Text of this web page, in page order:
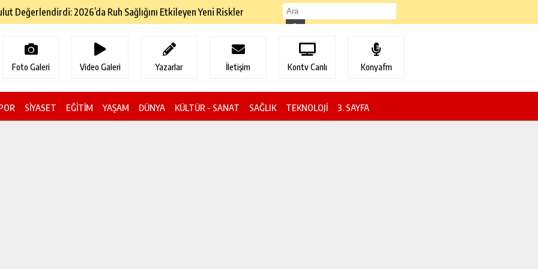
Geçiş Ücretlerine Zam Geldi
Foto Galeri Video Galeri Yazarlar İletişim Kontv Canlı Konyafm
SİYASET EĞİTİM YAŞAM DÜNYA KÜLTÜR - SANAT SAĞLIK TEKNOLOJİ 3. SAYFA